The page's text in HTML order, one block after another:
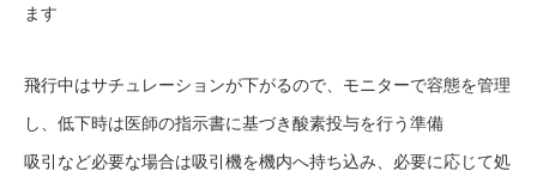
ます
飛行中はサチュレーションが下がるので、モニターで容態を管理
し、低下時は医師の指示書に基づき酸素投与を行う準備
吸引など必要な場合は吸引機を機内へ持ち込み、必要に応じて処